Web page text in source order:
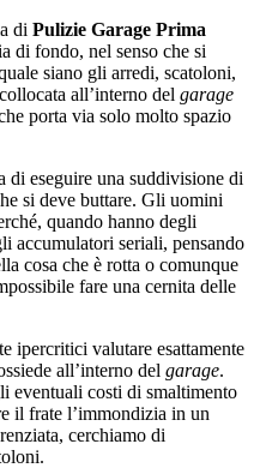
di Pulizie Garage Prima
di fondo, nel senso che si
siano gli arredi, scatoloni,
all’interno del garage
porta via solo molto spazio
di eseguire una suddivisione di
si deve buttare. Gli uomini
quando hanno degli
accumulatori seriali, pensando
cosa che è rotta o comunque
fare una cernita delle
ipercritici valutare esattamente
all’interno del garage.
eventuali costi di smaltimento
il frate l’immondizia in un
cerchiamo di